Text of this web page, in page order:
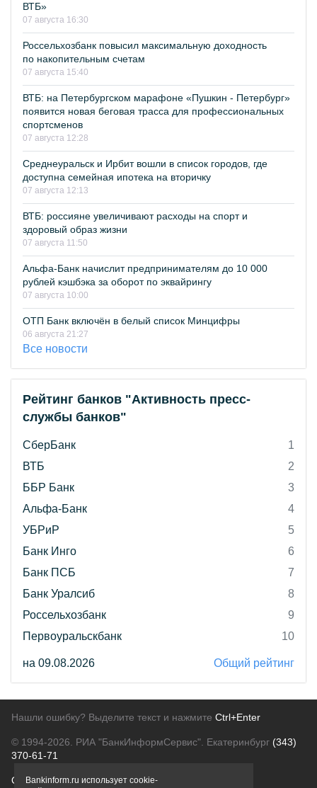
ВТБ»
07 августа 16:30
Россельхозбанк повысил максимальную доходность
по накопительным счетам
07 августа 15:40
ВТБ: на Петербургском марафоне «Пушкин - Петербург»
появится новая беговая трасса для профессиональных
спортсменов
07 августа 12:28
Среднеуральск и Ирбит вошли в список городов, где
доступна семейная ипотека на вторичку
07 августа 12:13
ВТБ: россияне увеличивают расходы на спорт и
здоровый образ жизни
07 августа 11:50
Альфа-Банк начислит предпринимателям до 10 000
рублей кэшбэка за оборот по эквайрингу
07 августа 10:00
ОТП Банк включён в белый список Минцифры
06 августа 21:27
Все новости
Рейтинг банков "Активность пресс-
службы банков"
СберБанк
1
ВТБ
2
ББР Банк
3
Альфа-Банк
4
УБРиР
5
Банк Инго
6
Банк ПСБ
7
Банк Уралсиб
8
Россельхозбанк
9
Первоуральскбанк
10
на 09.08.2026 Общий рейтинг
Нашли ошибку? Выделите текст и нажмите Ctrl+Enter
© 1994-2026. РИА "БанкИнформСервис". Екатеринбург (343)
370-61-71
О проектеПолитика конфиденциальности
Bankinform.ru использует cookie-